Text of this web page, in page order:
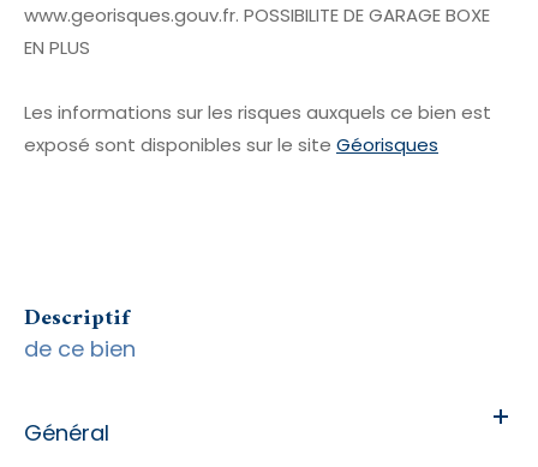
www.georisques.gouv.fr. POSSIBILITE DE GARAGE BOXE
EN PLUS
Les informations sur les risques auxquels ce bien est
exposé sont disponibles sur le site Géorisques
descriptif
de ce bien
Général